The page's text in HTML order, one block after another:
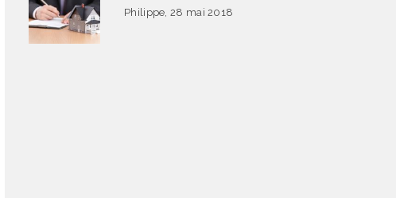
Philippe, 28 mai 2018